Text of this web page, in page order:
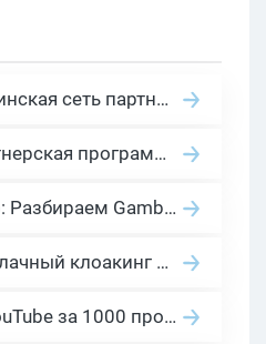
SalesDoubler: украинская сеть партнерских программ с оплатой за действие
Partners 1win: партнерская программа казино в нише гемблинг арбитраж
2026 Гемблинг это: Разбираем Gambling вертикаль, и все что связано с гемблинг и беттинг офферами
Cloaking House: облачный клоакинг для фильтрации ботов FB и Google Ads — гайд PHP-интеграции 2026
Сколько платит YouTube за 1000 просмотров в 2026: реальные цифры от 0.5 до 36 USD по ГЕО